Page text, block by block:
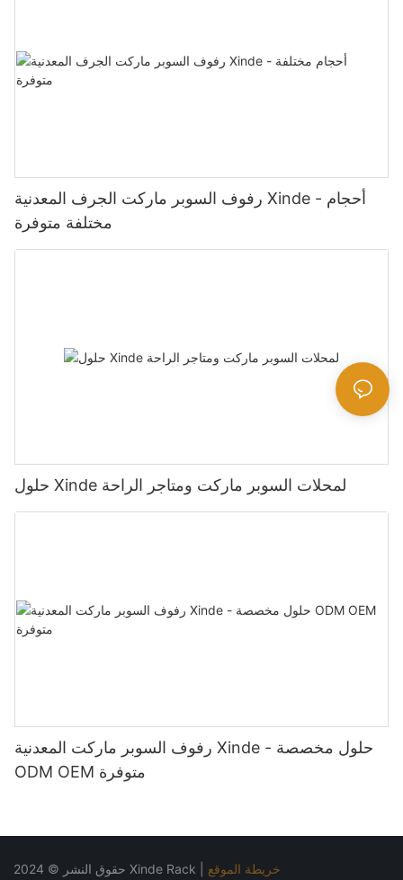
رفوف السوبر ماركت الجرف المعدنية Xinde - أحجام
مختلفة متوفرة
حلول Xinde لمحلات السوبر ماركت ومتاجر الراحة
رفوف السوبر ماركت المعدنية Xinde - حلول مخصصة
ODM OEM متوفرة
حقوق النشر © 2024 Xinde Rack |